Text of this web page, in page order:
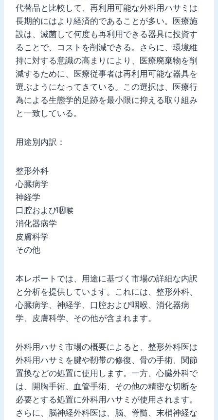
代替品と比較して、再利用可能な外科用ハサミは
長期的にはより経済的であることが多い。医療施
設は、滅菌して何度も再利用できる器具に投資す
ることで、コストを削減できる。さらに、環境維
持に対する意識の高まりにより、医療廃棄物を削
減するために、医療従事者は再利用可能な器具を
選ぶようになってきている。この選択は、医療行
為による生態学的足跡を最小限に抑える取り組み
と一致している。
用途別内訳：
整形外科
心臓病学
神経学
口腔および咽喉
消化器病学
皮膚科学
その他
本レポートでは、用途に基づく市場の詳細な内訳
と分析を提供しています。これには、整形外科、
心臓病学、神経学、口腔および咽喉、消化器病
学、皮膚科学、その他が含まれます。
外科用ハサミ市場の概要によると、整形外科医は
外科用ハサミを腱や靭帯の修復、骨の手術、関節
置換などの処置に使用します。一方、心臓外科で
は、開胸手術、血管手術、その他の精密な切断を
必要とする処置に外科用ハサミが使用されます。
さらに、脳神経外科医は、脳、脊髄、末梢神経な